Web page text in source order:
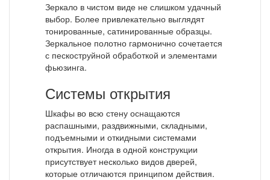
Зеркало в чистом виде не слишком удачный
выбор. Более привлекательно выглядят
тонированные, сатинированные образцы.
Зеркальное полотно гармонично сочетается
с пескоструйной обработкой и элементами
фьюзинга.
Системы открытия
Шкафы во всю стену оснащаются
распашными, раздвижными, складными,
подъемными и откидными системами
открытия. Иногда в одной конструкции
присутствует несколько видов дверей,
которые отличаются принципом действия.